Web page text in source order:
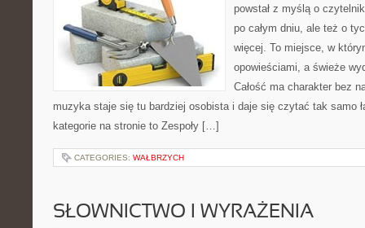
powstał z myślą o
po całym dniu, ale też o
więcej. To miejsce, w
opowieściami, a świeże
Całość ma charakter bez
muzyka staje się tu bardziej osobista i daje się czytać tak samo
kategorie na stronie to Zespoły […]
CATEGORIES: WAŁBRZYCH
SŁOWNICTWO I WYRAŻENIA